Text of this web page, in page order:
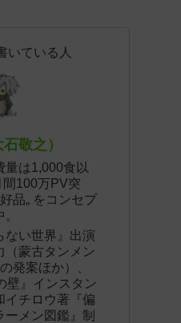
いている人
敬之）
量は1,000食以
間100万PV突
品„ をコンセプ
ない世界』出演
（蒙古タンメン
発案ほか）、
壁』インスタン
イチロウ著『偏
メン図鑑』制